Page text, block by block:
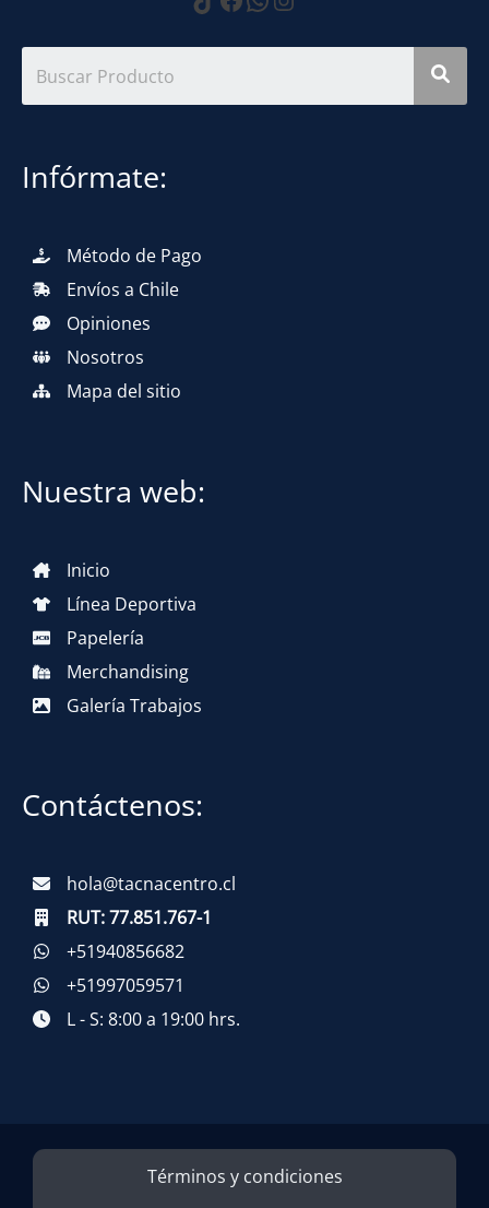
Infórmate:
Método de Pago
Envíos a Chile
Opiniones
Nosotros
Mapa del sitio
Nuestra web:
Inicio
Línea Deportiva
Papelería
Merchandising
Galería Trabajos
Contáctenos:
hola@tacnacentro.cl
RUT:77.851.767-1
+51940856682
+51997059571
L - S: 8:00 a 19:00 hrs.
Términos y condiciones